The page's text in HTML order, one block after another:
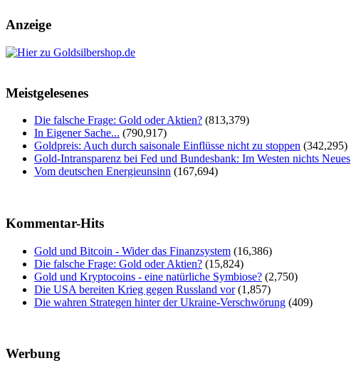
Anzeige
Meistgelesenes
Die falsche Frage: Gold oder Aktien? (813,379)
In Eigener Sache... (790,917)
Goldpreis: Auch durch saisonale Einflüsse nicht zu stoppen (342,295)
Gold-Intransparenz bei Fed und Bundesbank: Im Westen nichts Neues
Vom deutschen Energieunsinn (167,694)
Kommentar-Hits
Gold und Bitcoin - Wider das Finanzsystem (16,386)
Die falsche Frage: Gold oder Aktien? (15,824)
Gold und Kryptocoins - eine natürliche Symbiose? (2,750)
Die USA bereiten Krieg gegen Russland vor (1,857)
Die wahren Strategen hinter der Ukraine-Verschwörung (409)
Werbung